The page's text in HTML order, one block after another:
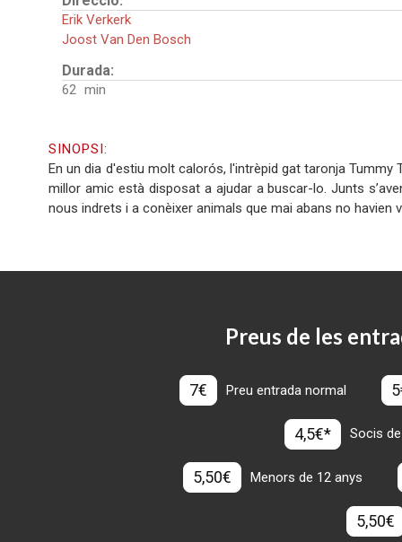
Erik Verkerk
Joost Van Den Bosch
Durada:
62
SINOPSI:
En un dia d'estiu molt calorós, l'intrèpid gat taronja
millor amic està disposat a ajudar a buscar-lo. Junts
nous indrets i a conèixer animals que mai abans no havien
Preus de les
7€ Preu entrada normal
4,5€* Socis
5,50€ Menors de 12 anys
5,50€